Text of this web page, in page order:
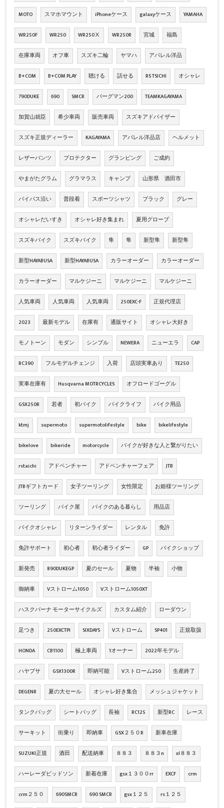
MOTO スマホマウント iPhoneケース galaxyケース YAMAHA
WR250F WR250 WR250Ⅹ WR250R 宮城 福島
在庫車両 オフ車 スズキ二輪 ヤマハ アパレル洋品
B+COM B+COM PLAY 聴ける 話せる RS TSICHI オシャレ
790DUKE 690 SMCR バーグマン200 TEAMKAGAYAMA
加賀山就臣 希少車両 販売車両 スズキアドバイザー
スズキ正規ディーラー KAGAYAMA アパレル洋品店 ヘルメット
レザーパンツ プロテクター グランピング ご成約
やまがたグラム グラマラス キャンプ 山形県 酒田市
バイパス沿い 普段着 スポーツシャツ ブラック グレー
オシャレだいすき オシャレ好き集まれ 夏用グローブ
スズキバイク スズキバイク 隼 隼 新型隼 新型隼
新型HAYABUSA 新型HAYABUSA カラーオーダー カラーオーダー
カラーオーダー マルケジーニ マルケジーニ マルケジーニ
人気車両 人気車両 人気車両 250EXC-F 正規代理店
2023 最新モデル 在庫有 通販サイト オシャレ大好き
モノトーン モダン シンプル NEWERA ニューエラ CAP
RC390 フルモデルチェンジ 入荷 店頭実車あり TE250
実車在庫有 Husqvarna MOTRCYCLES オフロードゴーグル
GSX250R 若者 初バイク バイクライフ バイク用品
ktmj supermoto supermotolifestyle bike bikelifestyle
bikelove bikeride motorcycle バイクが好きな人と繋がりたい
rstaichi アドベンチャー アドベンチャーフェア JTB
JTBギフトカード 女子ツーリング 女性限定 お姫様ツーリング
ツーリング バイク屋 バイクのある暮らし 用品店
バイクオシャレ リターンライダー レンタル 免許
免許サポート 初心者 初心者ライダー GP バイクショップ
新発売 890DUKEGP 夏のセール 夏物 半袖 小物
御納車 Vストローム1050 Vストローム1050XT
ハスクバーナ モーターサイクルズ カスタム紹介 ローダウン
足つき 250EXCTPI SIXDAYS Vストローム SP401 正規取扱
HONDA CB1100 極上車両 1オーナー 2022年モデル
ハヤブサ GSX1300R 即納可能 Vストローム250 生産終了
DEGENR 夏の大セール オシャレ好き集合 メッシュジャケット
タンクバッグ シートバッグ 長袖 RC125 新型RC レース
サーキット 街乗り 即納車 GSX２５０R 新車在庫
SUZUKI正規 酒田 配送納車 ８８３ ８８３n xl８８３
ハーレーダビッドソン 新着在庫 gsx１３００rr EXCF crm
crm２５０ 690SMCR 690 SMCR gsx１２５ rs１２５